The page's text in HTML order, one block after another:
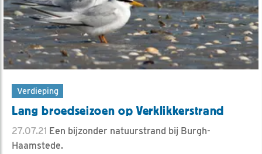
Verdieping
Lang broedseizoen op Verklikkerstrand
27.07.21 Een bijzonder natuurstrand bij Burgh-
Haamstede.